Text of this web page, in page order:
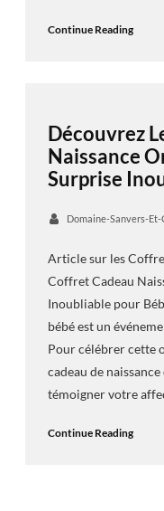
Continue Reading
Découvrez
Naissance
Surprise
Domaine-Sanvers-
Article sur les
Coffret Cadeau
Inoubliable pour
bébé est un
Pour célébrer cette
cadeau de
témoigner votre
Continue Reading